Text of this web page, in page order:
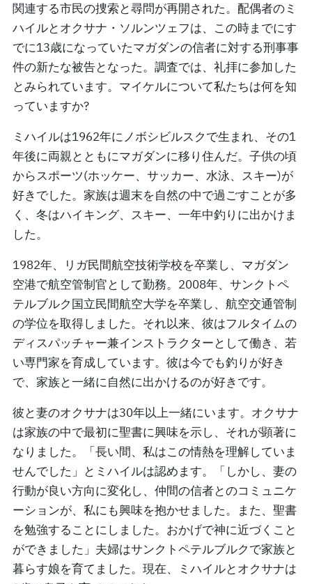
関連する市民の捜索と尋問が再開された。配偶者のミ
ハイルとオクサナ・ソルンツェフは、この時までにす
でに13歳になっていたマガダンの信者に対する刑事事
件の新たな被告となった。調査では、礼拝に参加した
とみられています。マイケルについて私たちは何を知
っていますか?
ミハイルは1962年にノボシビルスクで生まれ、その1
年後に両親とともにマガダンに移り住んだ。子供の頃
からスポーツ(ホッケー、サッカー、水泳、スキー)が
好きでした。家族は週末を自然の中で過ごすことが多
く、冬はハイキング、スキー、一年中釣りに出かけま
した。
1982年、リガ民間航空技術学校を卒業し、マガダン
空港で航空管制官として勤務。2008年、サンクトペ
テルブルク国立民間航空大学を卒業し、航空交通管制
の学位を取得しました。それ以来、彼はフルタイムの
ディスパッチャー兼インストラクターとして働き、若
い専門家を育成しています。彼は今でも釣りが好き
で、家族と一緒に自然に出かけるのが好きです。
彼と妻のオクサナは30年以上一緒にいます。オクサナ
は家族の中で最初に聖書に興味を示し、それが顕著に
なりました。「長い間、私はこの情熱を理解していま
せんでした」とミハイルは認めます。「しかし、妻の
行動が良い方向に変化し、仲間の信者とのコミュニケ
ーションが、私にも興味を抱かせました。また、聖書
を勉強することにしました。おかげで神に近づくこと
ができました」夫婦はサンクトペテルブルクで家族と
暮らす娘を育てました。現在、ミハイルとオクサナは